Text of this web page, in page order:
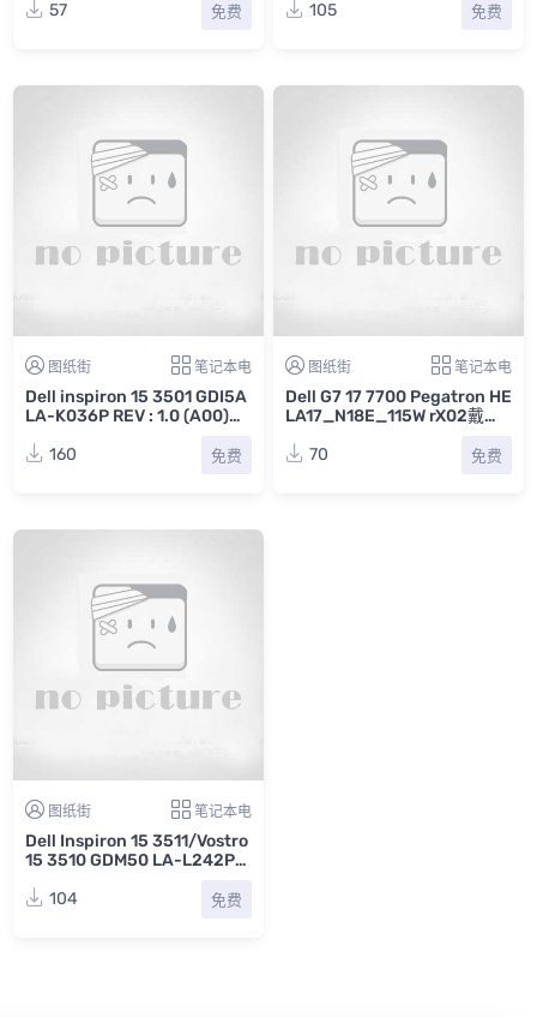
57
免费
105
免费
图纸街 笔记本电
Dell inspiron 15 3501 GDI5A
LA-K036P REV : 1.0 (A00)戴
160
免费
图纸街 笔记本电
Dell G7 17 7700 Pegatron HE
LA17_N18E_115W rX02戴尔
70
免费
图纸街 笔记本电
Dell Inspiron 15 3511/Vostro
15 3510 GDM50 LA-L242P
板电路图纸
104 免费